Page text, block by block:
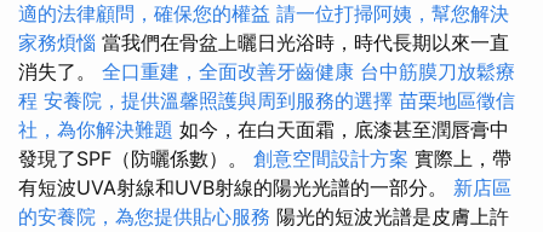
適的法律顧問，確保您的權益 請一位打掃阿姨，幫您解決
家務煩惱 當我們在骨盆上曬日光浴時，時代長期以來一直
消失了。 全口重建，全面改善牙齒健康 台中筋膜刀放鬆療
程 安養院，提供溫馨照護與周到服務的選擇 苗栗地區徵信
社，為你解決難題 如今，在白天面霜，底漆甚至潤唇膏中
發現了SPF（防曬係數）。 創意空間設計方案 實際上，帶
有短波UVA射線和UVB射線的陽光光譜的一部分。 新店區
的安養院，為您提供貼心服務 陽光的短波光譜是皮膚上許